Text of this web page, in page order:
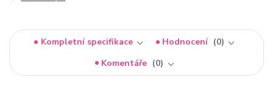
Kompletní specifikace Hodnocení
0
Komentáře
0